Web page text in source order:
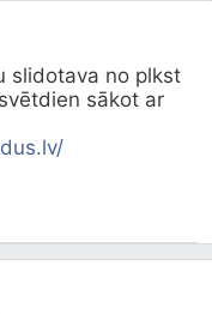
slidotava no plkst
sākot ar